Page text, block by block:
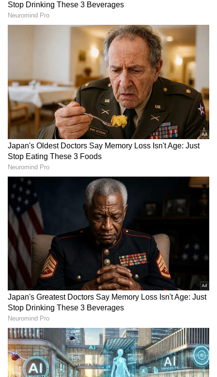
ಬೇಯಿಸಿದ ಅನ್ನ
ನೀವು ಎಂದಿಗೂ ಅನ್ನವನ್ನು ರೆಫ್ರಿಜರೇಟರ್‌ನಲ್ಲಿಟ್ಟು ನಂತರ
ತಿನ್ನಬಾರದು. ಇದರಿಂದ ನಿಮ್ಮ ಆರೋಗ್ಯದ ಮೇಲೆ ತೀವ್ರ
ಋಣಾತ್ಮಕ ಪರಿಣಾಮ ಬೀರಬಹುದು. ರೆಫ್ರಿಜರೇಟರ್‌ನಲ್ಲಿಟ್ಟ
ಅನ್ನದಲ್ಲಿ ಹೆಚ್ಚಿನ ಪ್ರಮಾಣಾದಲ್ಲಿ ಬ್ಯಾಕ್ಟೀರಿಯಾಗಳು
ಸಂಗ್ರಹವಾಗುತ್ತವೆ ಮತ್ತು ಅದನ್ನು ಮತ್ತೆ ಬಿಸಿ
ಮಾಡುವುದರಿಂದ ಬ್ಯಾಕ್ಟೀರಿಯಾ ನಿವಾರಣೆ ಆಗುವುದಿಲ್ಲ.
ಹಾಗಾಗಿ ಸಾಧ್ಯವಾದಷ್ಟು ಅನ್ನವನ್ನು ಬಿಸಿ ಇರುವಾಗಲೇ
ಸೇವಿಸಿ.
Related Articles